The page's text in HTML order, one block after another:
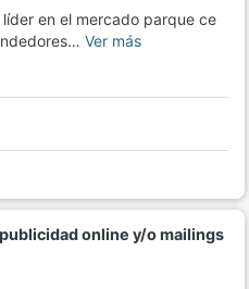
en el mercado parque ce
Ver más
online y/o mailings